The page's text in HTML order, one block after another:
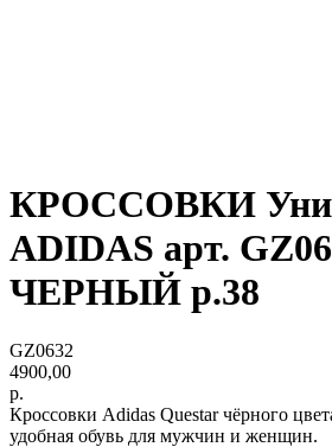
КРОССОВКИ
ADIDAS арт.
ЧЕРНЫЙ р.38
GZ0632
4900,00
р.
Кроссовки Adidas Questar чёрного
удобная обувь для мужчин и женщин.